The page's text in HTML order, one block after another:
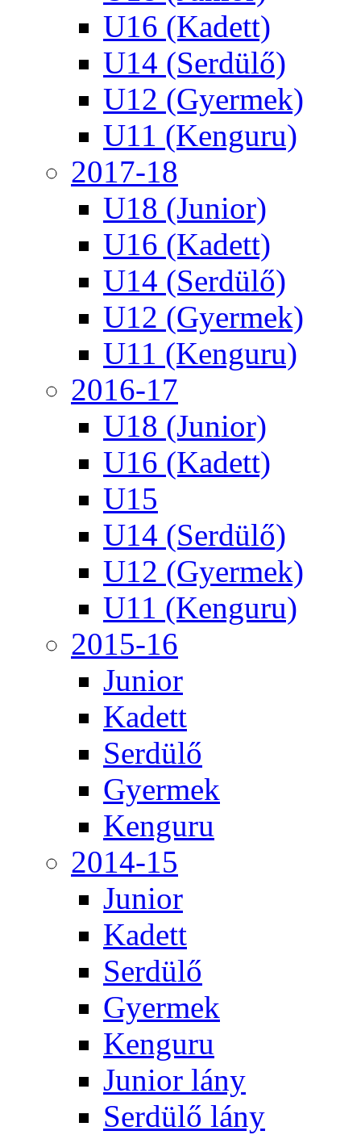
U16 (Kadett)
U14 (Serdülő)
U12 (Gyermek)
U11 (Kenguru)
2017-18
U18 (Junior)
U16 (Kadett)
U14 (Serdülő)
U12 (Gyermek)
U11 (Kenguru)
2016-17
U18 (Junior)
U16 (Kadett)
U15
U14 (Serdülő)
U12 (Gyermek)
U11 (Kenguru)
2015-16
Junior
Kadett
Serdülő
Gyermek
Kenguru
2014-15
Junior
Kadett
Serdülő
Gyermek
Kenguru
Junior lány
Serdülő lány